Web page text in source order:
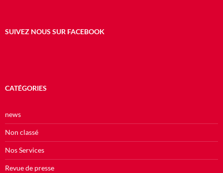
SUIVEZ NOUS SUR FACEBOOK
CATÉGORIES
news
Non classé
Nos Services
Revue de presse